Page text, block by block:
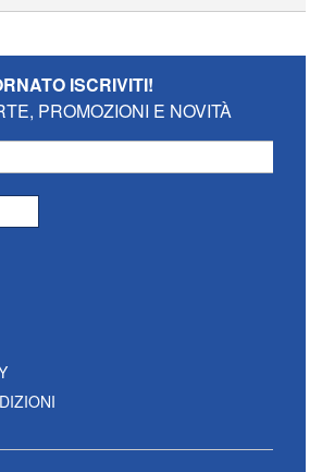
ISCRIVITI!
PROMOZIONI E NOVITÀ